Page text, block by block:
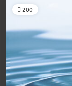
200